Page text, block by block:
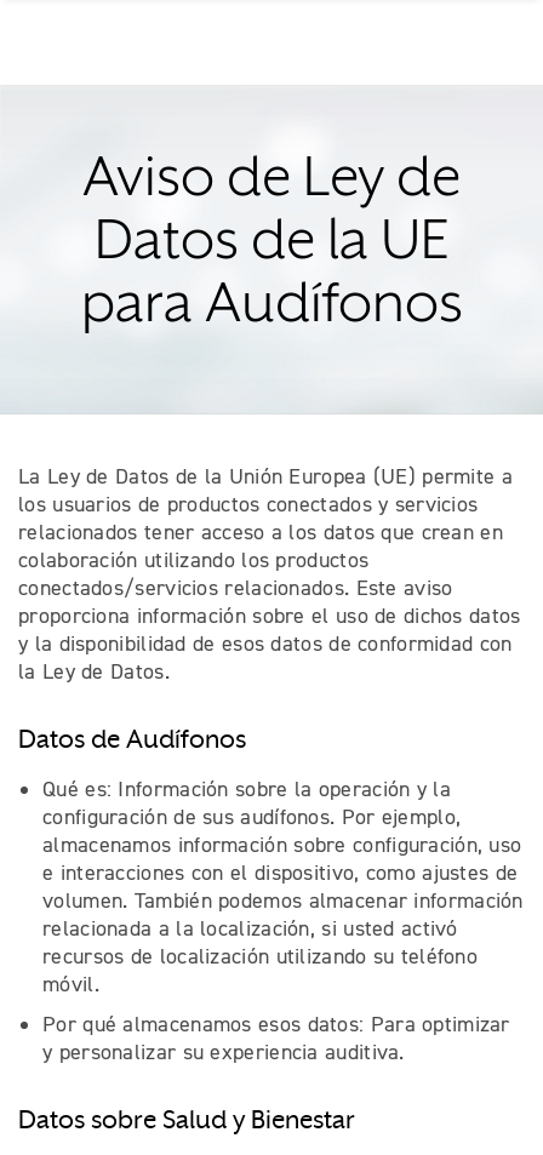
Aviso de Ley de
Datos de la UE
para Audífonos
La Ley de Datos de la Unión Europea (UE) permite a
los usuarios de productos conectados y servicios
relacionados tener acceso a los datos que crean en
colaboración utilizando los productos
conectados/servicios relacionados. Este aviso
proporciona información sobre el uso de dichos datos
y la disponibilidad de esos datos de conformidad con
la Ley de Datos.
Datos de Audífonos
Qué es: Información sobre la operación y la
configuración de sus audífonos. Por ejemplo,
almacenamos información sobre configuración, uso
e interacciones con el dispositivo, como ajustes de
volumen. También podemos almacenar información
relacionada a la localización, si usted activó
recursos de localización utilizando su teléfono
móvil.
Por qué almacenamos esos datos: Para optimizar
y personalizar su experiencia auditiva.
Datos sobre Salud y Bienestar